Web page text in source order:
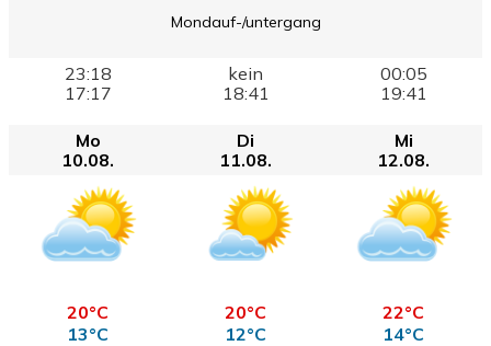
Mondauf-/untergang
23:18
17:17
kein
18:41
00:05
19:41
Mo
10.08.
Di
11.08.
Mi
12.08.
20°C
13°C
20°C
12°C
22°C
14°C